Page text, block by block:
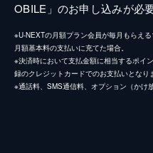
OBILE」のお申し込みが必
※U-NEXTの月額プラン会員が毎月もらえ
月額基本料の支払いに充てた場合。
※決済時において支払金額に相当するポイ
録のクレジットカードでのお支払いとなり
※通話料、SMS通信料、オプション（かけ